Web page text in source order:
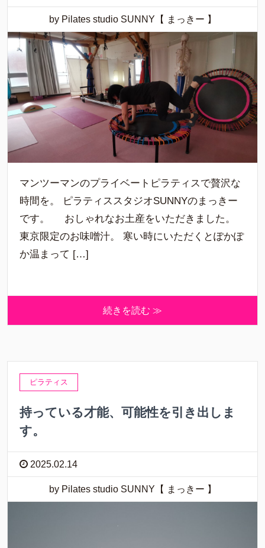
by Pilates studio SUNNY【 まっきー 】
マンツーマンのプライベートピラティスで贅沢な
時間を。 ピラティススタジオSUNNYのまっきー
です。 おしゃれなお土産をいただきました。
東京限定のお味噌汁。 寒い時にいただくとぽかぽ
か温まって […]
続きを読む ≫
ピラティス
持っている才能、可能性を引き出しま
す。
2025.02.14
by Pilates studio SUNNY【 まっきー 】